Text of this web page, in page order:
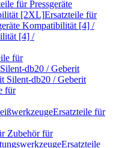
für Pressgeräte
[2XL]Ersatzteile für
Kompatibilität [4] /
[4] /
für
db20 / Geberit
Silent-db20 / Geberit
für
Ersatzteile für
Zubehör für
Ersatzteile